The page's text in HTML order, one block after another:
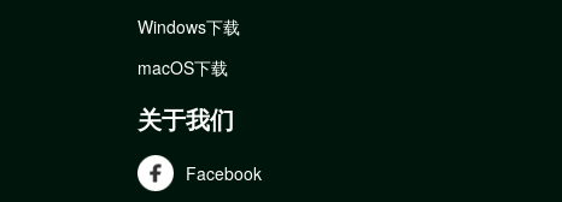
Windows下载
macOS下载
关于我们
Facebook